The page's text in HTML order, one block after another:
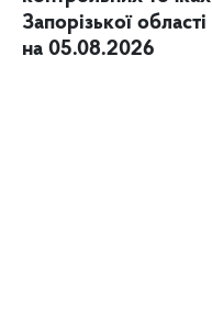
Запорізької області
на 05.08.2026